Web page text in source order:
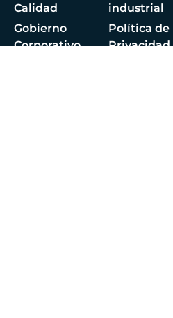
Calidad
Gobierno
Corporativo
industrial
Política de
Privacidad